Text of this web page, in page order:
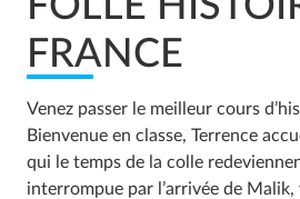
FRANCE
Venez passer le meilleur cours
Bienvenue en classe, Terrence
qui le temps de la colle
interrompue par l’arrivée de